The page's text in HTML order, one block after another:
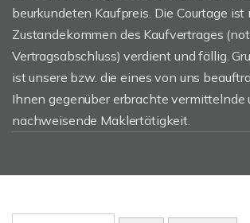
beurkundeten Kaufpreis. Die Courtage ist
Zustandekommen des Kaufvertrages
Vertragsabschluss) verdient und fällig.
ist unsere bzw. die eines von uns
Ihnen gegenüber erbrachte vermittelnde
nachweisende Maklertätigkeit.